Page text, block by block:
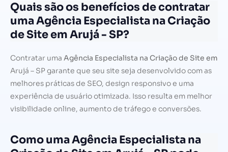
Quais são os benefícios de contratar
uma Agência Especialista na Criação
de Site em Arujá - SP?
Contratar uma Agência Especialista na Criação de Site em
Arujá – SP garante que seu site seja desenvolvido com as
melhores práticas de SEO, design responsivo e uma
experiência de usuário otimizada. Isso resulta em melhor
visibilidade online, aumento de tráfego e conversões.
Como uma Agência Especialista na